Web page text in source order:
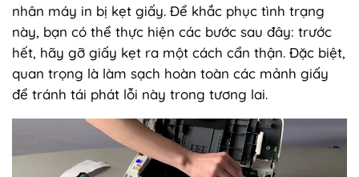
nhân máy in bị kẹt giấy. Để khắc phục tình trạng
này, bạn có thể thực hiện các bước sau đây: trước
hết, hãy gỡ giấy kẹt ra một cách cẩn thận. Đặc biệt,
quan trọng là làm sạch hoàn toàn các mảnh giấy
để tránh tái phát lỗi này trong tương lai.